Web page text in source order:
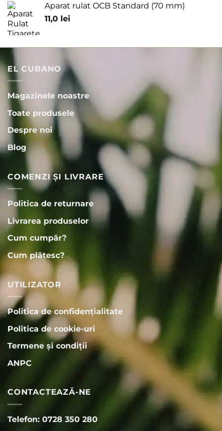
Aparat rulat OCB Standard (70 mm)
11,0 lei
EL CUBANO
Magazinele noastre
Toate produsele
Despre noi
Blog
COMENZI ȘI LIVRARE
Politica de returnare
Livrarea produselor
Cum cumpăr?
Cum plătesc?
UTILIZATOR
Politica de confidențialitate
Politica de cookie-uri
Termene și condiții
ANPC
CONTACTEAZĂ-NE
Telefon: 0728 350 280